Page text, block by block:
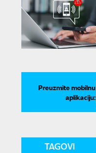
Preuzmite mobilnu
aplikaciju:
TAGOVI